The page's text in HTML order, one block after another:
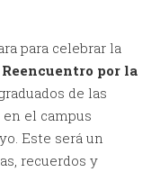
para celebrar la
Reencuentro por la
de las
el campus
Este será un
recuerdos y